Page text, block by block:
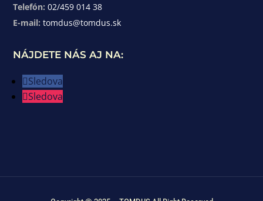
Telefón: 02/459 014 38
E-mail: tomdus@tomdus.sk
NÁJDETE NÁS AJ NA:
Sledova
Sledova